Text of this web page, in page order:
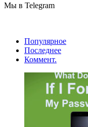
Мы в Telegram
Популярное
Последнее
Коммент.